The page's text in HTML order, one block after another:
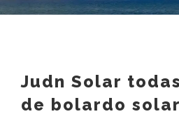
Judn Solar
de bolardo solar